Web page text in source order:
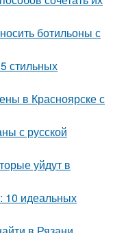
ботильоны с
стильных
в Красноярске с
с русской
уйдут в
10 идеальных